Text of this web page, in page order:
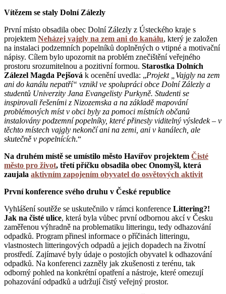
Vítězem se staly Dolní Zálezly
První místo obsadila obec Dolní Zálezly z Ústeckého kraje s
projektem Neházej vajgly na zem ani do kanálu, který je založen
na instalaci podzemních popelníků doplněných o vtipné a motivační
nápisy. Cílem bylo upozornit na problém znečištění veřejného
prostoru srozumitelnou a pozitivní formou. Starostka Dolních
Zálezel Magda Pejšová k ocenění uvedla: „Projekt „Vajgly na zem
ani do kanálu nepatří“ vznikl ve spolupráci obce Dolní Zálezly a
studentů Univerzity Jana Evangelisty Purkyně. Studenti se
inspirovali řešeními z Nizozemska a na základě mapování
problémových míst v obci byly za pomoci místních občanů
instalovány podzemní popelníky, které přinesly viditelný výsledek – v
těchto místech vajgly nekončí ani na zemi, ani v kanálech, ale
skutečně v popelnících.“
Na druhém místě se umístilo město Havířov projektem Čisté
město pro život, třetí příčku obsadila obec Onomyšl, která
zaujala aktivním zapojením obyvatel do osvětových aktivit
První konference svého druhu v České republice
Vyhlášení soutěže se uskutečnilo v rámci konference Littering?!
Jak na čisté ulice, která byla vůbec první odbornou akcí v Česku
zaměřenou výhradně na problematiku litteringu, tedy odhazování
odpadků. Program přinesl informace o příčinách litteringu,
vlastnostech litteringových odpadů a jejich dopadech na životní
prostředí. Zajímavé byly údaje o postojích obyvatel k odhazování
odpadků. Na konferenci zazněly jak zkušenosti z terénu, tak
odborný pohled na konkrétní opatření a nástroje, které omezují
pohazování odpadků a udržují čistý veřejný prostor.